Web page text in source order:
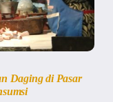
Daging di Pasar